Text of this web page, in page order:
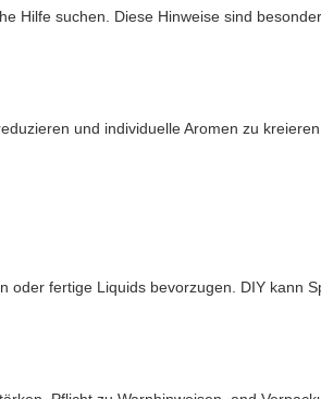
Hilfe suchen. Diese Hinweise sind
und individuelle Aromen zu
fertige Liquids bevorzugen. DIY kann